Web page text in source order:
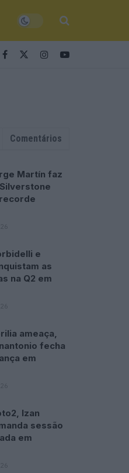
Comentários
Martín faz
e
as
na Q2 em
ameaça,
fecha
em
Izan
sessão
em